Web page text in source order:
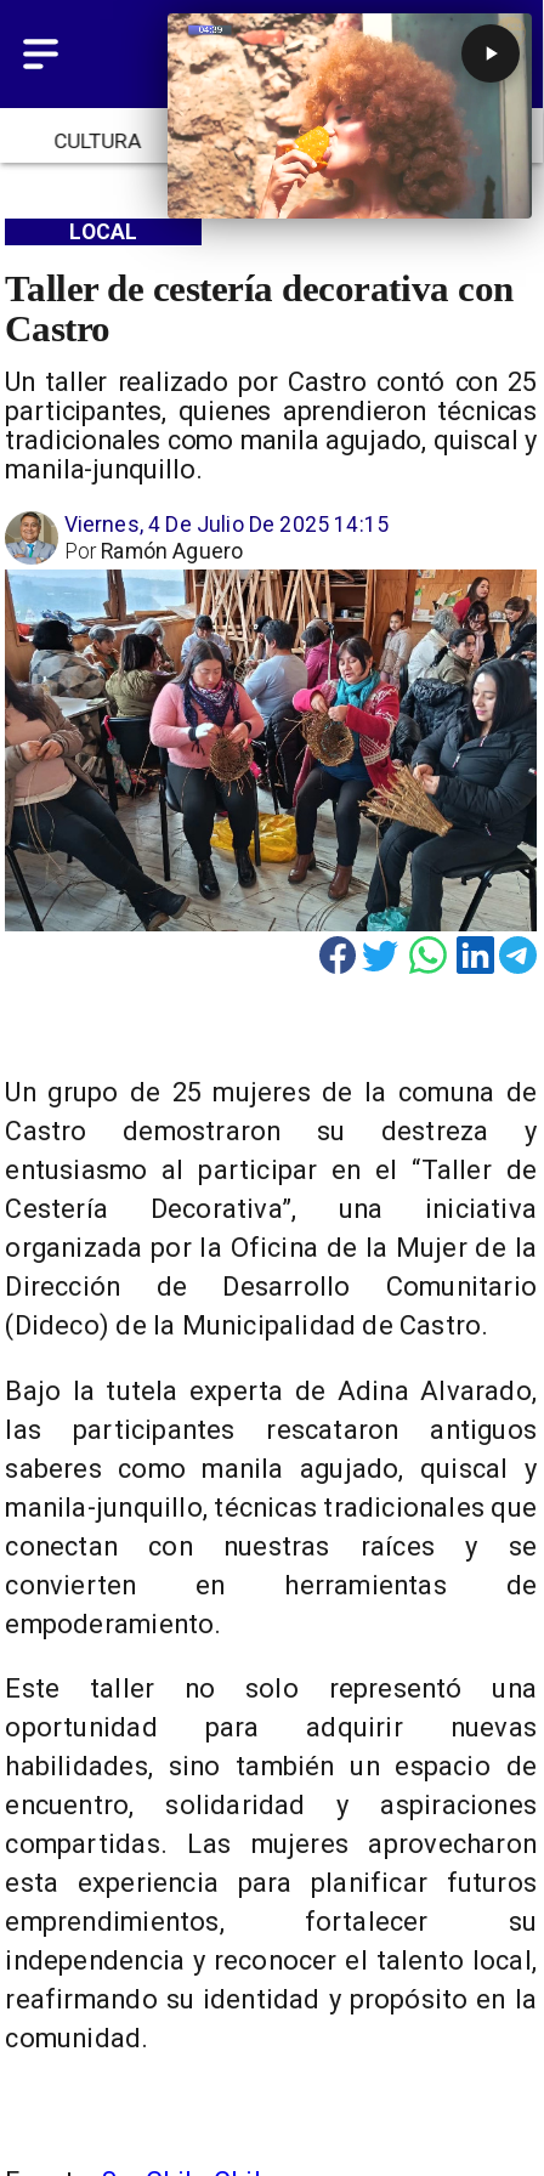
CULTURA TENDENCIAS INICIO
Taller de cestería decorativa con
Castro
Un taller realizado por Castro contó con 25
participantes, quienes aprendieron técnicas
tradicionales como manila agujado, quiscal y
manila-junquillo.
LOCAL
Viernes, 4 De Julio De 2025 14:15
Ramón Aguero
Por
Un grupo de 25 mujeres de la comuna de
Castro demostraron su destreza y
entusiasmo al participar en el “Taller de
Cestería Decorativa”, una iniciativa
organizada por la Oficina de la Mujer de la
Dirección de Desarrollo Comunitario
(Dideco) de la Municipalidad de Castro.
Bajo la tutela experta de Adina Alvarado,
las participantes rescataron antiguos
saberes como manila agujado, quiscal y
manila-junquillo, técnicas tradicionales que
conectan con nuestras raíces y se
convierten en herramientas de
empoderamiento.
Este taller no solo representó una
oportunidad para adquirir nuevas
habilidades, sino también un espacio de
encuentro, solidaridad y aspiraciones
compartidas. Las mujeres aprovecharon
esta experiencia para planificar futuros
emprendimientos, fortalecer su
independencia y reconocer el talento local,
reafirmando su identidad y propósito en la
comunidad.